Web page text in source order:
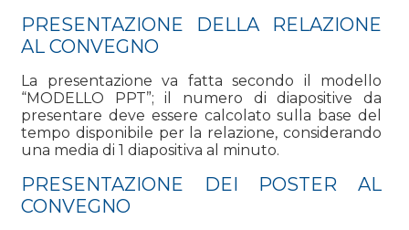
PRESENTAZIONE DELLA RELAZIONE
AL CONVEGNO
La presentazione va fatta secondo il modello
“MODELLO PPT”; il numero di diapositive da
presentare deve essere calcolato sulla base del
tempo disponibile per la relazione, considerando
una media di 1 diapositiva al minuto.
PRESENTAZIONE DEI POSTER AL
CONVEGNO